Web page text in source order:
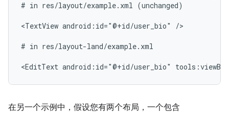
# in res/layout/example.xml (unchanged)
<TextView android:id="@+id/user_bio" />
# in res/layout-land/example.xml
<EditText android:id="@+id/user_bio"
在另一个示例中，假设您有两个布局，一个包含